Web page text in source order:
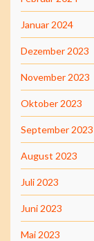
Januar 2024
Dezember 2023
November 2023
Oktober 2023
September 2023
August 2023
Juli 2023
Juni 2023
Mai 2023